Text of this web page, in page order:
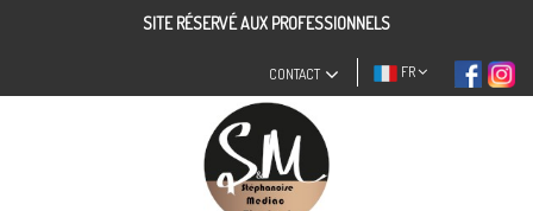
SITE RÉSERVÉ AUX PROFESSIONNELS
FR
CONTACT